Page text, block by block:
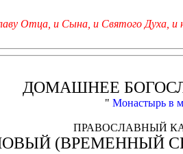
Отца, и Сына, и Святого Духа, и
ДОМАШНЕЕ
" Монастырь в
ПРАВОСЛАВНЫЙ
(ВРЕМЕННЫЙ